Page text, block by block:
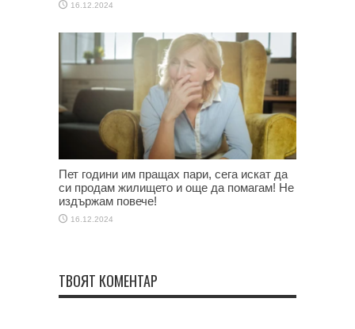
16.12.2024
Пет години им пращах пари, сега искат да
си продам жилището и още да помагам! Не
издържам повече!
16.12.2024
ТВОЯТ КОМЕНТАР